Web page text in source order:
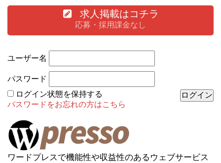
求人掲載はコチラ
応募・採用課金なし
ユーザー名
パスワード
ログイン状態を保持する
パスワードをお忘れの方はこちら
ワードプレスで機能性や収益性のあるウェブサービス